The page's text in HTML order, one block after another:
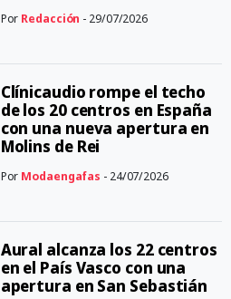
Por Redacción - 29/07/2026
Clínicaudio rompe el techo
de los 20 centros en España
con una nueva apertura en
Molins de Rei
Por Modaengafas - 24/07/2026
Aural alcanza los 22 centros
en el País Vasco con una
apertura en San Sebastián